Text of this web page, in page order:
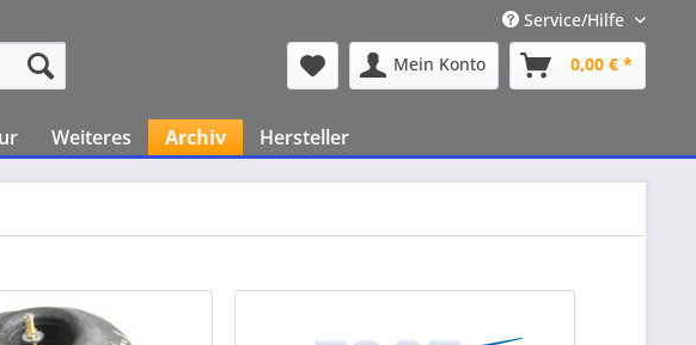
Service/Hilfe
Mein Konto
0,00 € *
Weiteres Archiv Hersteller